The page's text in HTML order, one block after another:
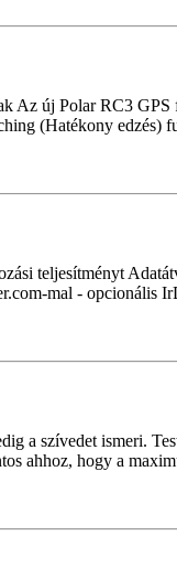
Az új Polar RC3 GPS
(Hatékony edzés)
teljesítményt
mal - opcionális
a szívedet ismeri.
ahhoz, hogy a